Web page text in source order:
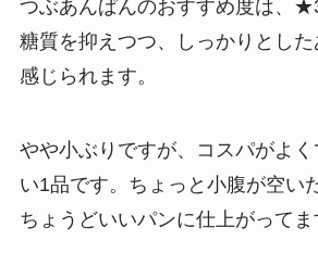
つぶあんぱんのおすすめ度は、
糖質を抑えつつ、しっかりとし
感じられます。
やや小ぶりですが、コスパがよ
い1品です。ちょっと小腹が空い
ちょうどいいパンに仕上がってま